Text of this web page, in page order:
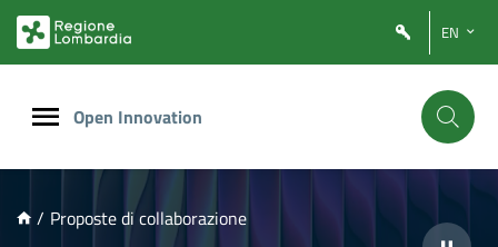
PRINCIPALE
EN
Open Innovation
/ Proposte di collaborazione